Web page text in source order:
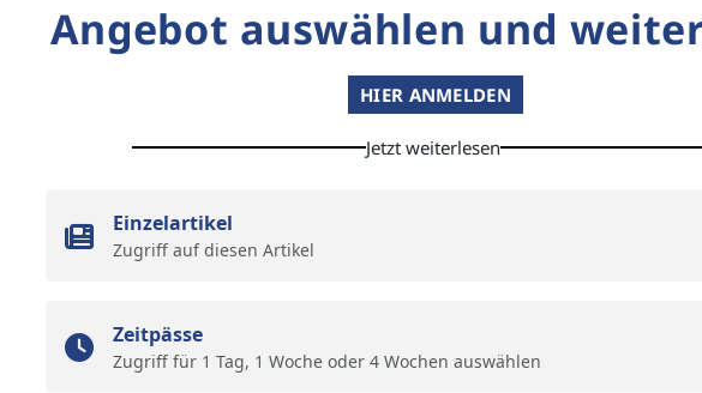
Angebot auswählen und
HIER ANMELDEN
Jetzt weiterlesen
Einzelartikel
Zugriff auf diesen Artikel
Zeitpässe
Zugriff für 1 Tag, 1 Woche oder 4 Wochen auswählen